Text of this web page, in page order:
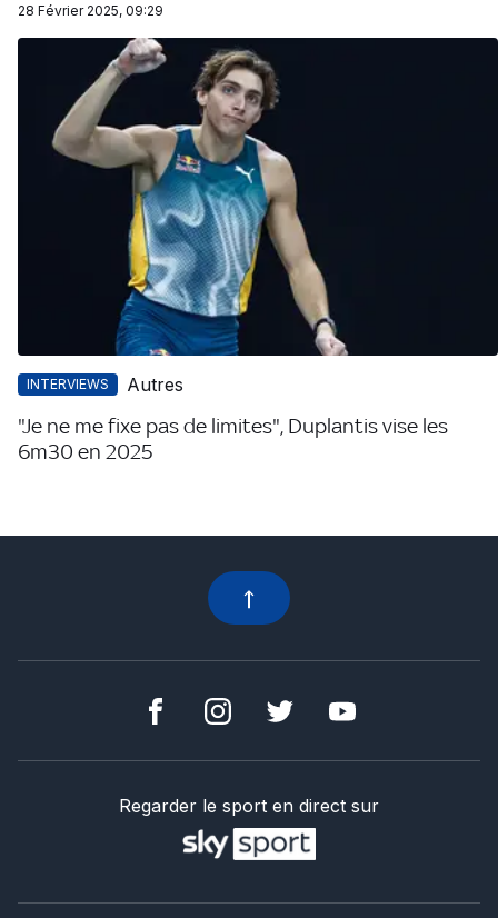
28 Février 2025, 09:29
INTERVIEWS Autres
"Je ne me fixe pas de limites", Duplantis vise les
6m30 en 2025
Regarder le sport en direct sur